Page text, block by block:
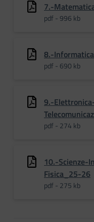
7.-
pdf - 996 kb
8.-
pdf - 690 kb
9.-
pdf - 274 kb
10.-Scienze-
Fisica_25-26
pdf - 275 kb